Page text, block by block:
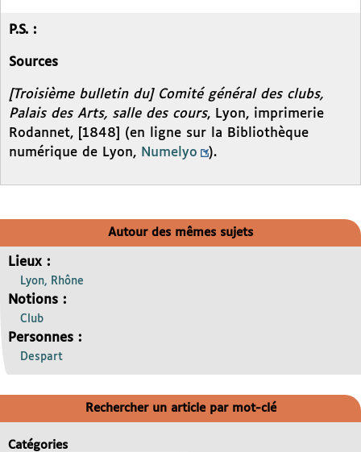
P.S. :
Sources
[Troisième bulletin du] Comité général des clubs,
Palais des Arts, salle des cours, Lyon, imprimerie
Rodannet, [1848] (en ligne sur la Bibliothèque
numérique de Lyon, Numelyo ).
Autour des mêmes sujets
Lieux :
Lyon, Rhône
Notions :
Club
Personnes :
Despart
Rechercher un article par mot-clé
Catégories